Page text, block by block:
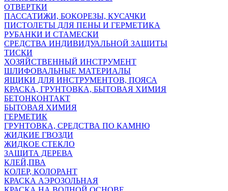
ОТВЕРТКИ
ПАССАТИЖИ, БОКОРЕЗЫ, КУСАЧКИ
ПИСТОЛЕТЫ ДЛЯ ПЕНЫ И ГЕРМЕТИКА
РУБАНКИ И СТАМЕСКИ
СРЕДСТВА ИНДИВИДУАЛЬНОЙ ЗАЩИТЫ
ТИСКИ
ХОЗЯЙСТВЕННЫЙ ИНСТРУМЕНТ
ШЛИФОВАЛЬНЫЕ МАТЕРИАЛЫ
ЯЩИКИ ДЛЯ ИНСТРУМЕНТОВ, ПОЯСА
КРАСКА, ГРУНТОВКА, БЫТОВАЯ ХИМИЯ
БЕТОНКОНТАКТ
БЫТОВАЯ ХИМИЯ
ГЕРМЕТИК
ГРУНТОВКА, СРЕДСТВА ПО КАМНЮ
ЖИДКИЕ ГВОЗДИ
ЖИДКОЕ СТЕКЛО
ЗАЩИТА ДЕРЕВА
КЛЕЙ,ПВА
КОЛЕР, КОЛОРАНТ
КРАСКА АЭРОЗОЛЬНАЯ